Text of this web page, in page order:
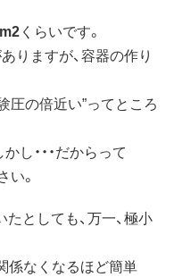
くらいです。
りますが、容器の作り
圧の倍近い”ってところ
し・・・だからって
。
としても、万一、極小
係なくなるほど簡単